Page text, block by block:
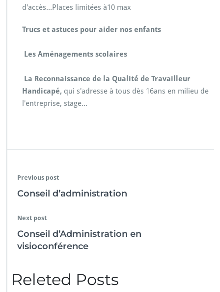
o
n
c
d'accès...Places limitées à10 max
Trucs et astuces pour aider nos enfants
Les Aménagements scolaires
La Reconnaissance de la Qualité de Travailleur
Handicapé, qui s'adresse à tous dès 16ans en milieu de
l'entreprise, stage...
Previous post
Conseil d’administration
Next post
Conseil d’Administration en
visioconférence
Releted Posts